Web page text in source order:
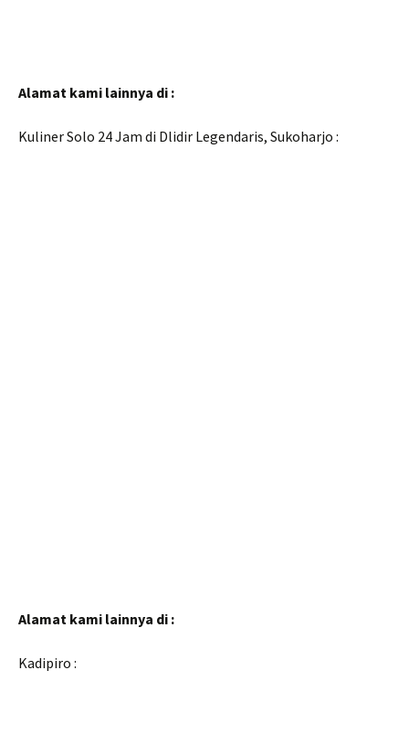
Alamat kami lainnya di :
Kuliner Solo 24 Jam di Dlidir Legendaris, Sukoharjo :
Alamat kami lainnya di :
Kadipiro :